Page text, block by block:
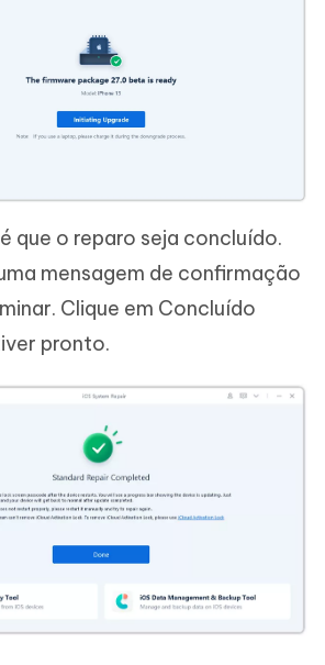
que o reparo seja concluído.
mensagem de confirmação
Clique em Concluído
pronto.